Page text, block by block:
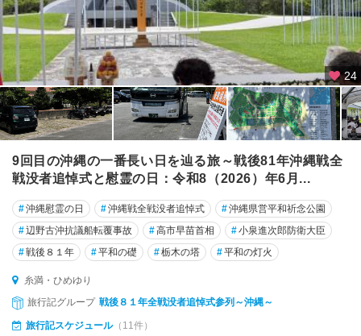
（
糸
満
知
念
）
知
念
・
城
・
八
重
瀬
糸
満
24
9回目の沖縄の一番長い日を辿る旅～戦後81年沖縄戦全
戦没者追悼式と慰霊の日：令和8（2026）年6月...
#沖縄慰霊の日 #沖縄戦全戦没者追悼式 #沖縄県営平和祈念公園
#辺野古沖抗議船転覆事故 #高市早苗首相 #小泉進次郎防衛大臣
#戦後８１年 #平和の礎 #栃木の塔 #平和の灯火
糸満・ひめゆり
旅行記グループ 戦後８１年全戦没者追悼式参列～沖縄～
旅行記スケジュール（11件）